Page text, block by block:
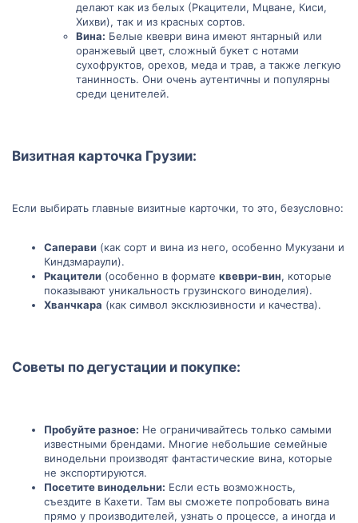
делают как из белых (Ркацители, Мцване, Киси,
Хихви), так и из красных сортов.
Вина: Белые квеври вина имеют янтарный или
оранжевый цвет, сложный букет с нотами
сухофруктов, орехов, меда и трав, а также легкую
танинность. Они очень аутентичны и популярны
среди ценителей.
Визитная карточка Грузии:​
Если выбирать главные визитные карточки, то это, безусловно:
Саперави (как сорт и вина из него, особенно Мукузани и
Киндзмараули).
Ркацители (особенно в формате квеври-вин, которые
показывают уникальность грузинского виноделия).
Хванчкара (как символ эксклюзивности и качества).
Советы по дегустации и покупке:​
Пробуйте разное: Не ограничивайтесь только самыми
известными брендами. Многие небольшие семейные
винодельни производят фантастические вина, которые
не экспортируются.
Посетите винодельни: Если есть возможность,
съездите в Кахети. Там вы сможете попробовать вина
прямо у производителей, узнать о процессе, а иногда и